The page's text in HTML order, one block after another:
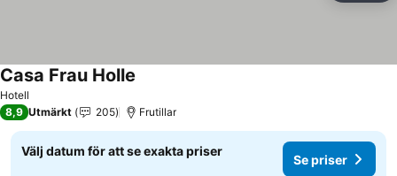
Hotell
Casa Frau Holle
8,9 Utmärkt 205 Frutillar
Välj datum för att se exakta priser
Se priser